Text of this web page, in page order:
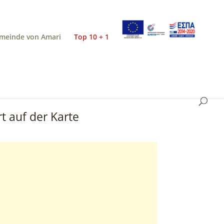
von Amari Top 10 + 1
auf der Karte